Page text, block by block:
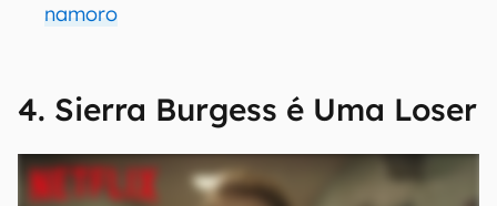
namoro
4. Sierra Burgess é Uma Loser